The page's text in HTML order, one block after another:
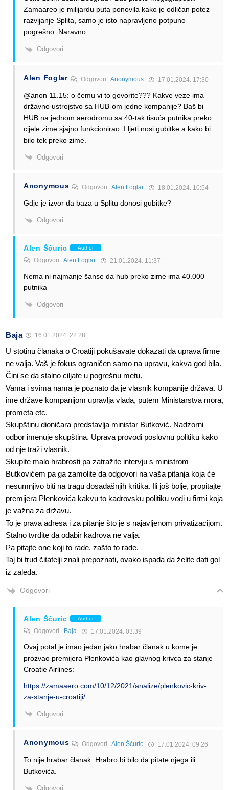
Zamaareo je milijardu puta ponovila kako je odličan potez
razvijanje Splita, samo je isto napravljeno potpuno
pogrešno. Naravno.
Odgovori
Alen Foglar Odgovori Anonymous 17.01.2024. 17:30
@anon 11.15: o čemu vi to govorite??? Kakve veze ima
državno ustrojstvo sa HUB-om jedne kompanije? Baš bi
HUB na jednom aerodromu sa 40-tak tisuća putnika preko
cijele zime sjajno funkcionirao. I ljeti nosi gubitke a kako bi
bilo tek preko zime.
Odgovori
Anonymous OdgovoriAlen Foglar 18.01.2024. 10:54
Gdje je izvor da baza u Splitu donosi gubitke?
Odgovori
Alen Šćuric Author
Odgovori Alen Foglar 21.01.2024. 11:37
Nema ni najmanje šanse da hub preko zime ima 40.000
putnika
Odgovori
Baja 16.01.2024. 22:28
U stotinu članaka o Croatiji pokušavate dokazati da uprava firme
ne valja. Vaš je fokus ograničen samo na upravu, kakva god bila.
Čini se da stalno ciljate u pogrešnu metu.
Vama i svima nama je poznato da je vlasnik kompanije država. U
ime države kompanijom upravlja vlada, putem Ministarstva mora,
prometa etc.
Skupštinu dioničara predstavlja ministar Butković. Nadzorni
odbor imenuje skupština. Uprava provodi poslovnu politiku kako
od nje traži vlasnik.
Skupite malo hrabrosti pa zatražite intervju s ministrom
Butkovićem pa ga zamolite da odgovori na vaša pitanja koja će
nesumnjivo biti na tragu dosadašnjih kritika. Ili još bolje, propitajte
premijera Plenkovića kakvu to kadrovsku politiku vodi u firmi koja
je važna za državu.
To je prava adresa i za pitanje što je s najavljenom privatizacijom.
Stalno tvrdite da odabir kadrova ne valja.
Pa pitajte one koji to rade, zašto to rade.
Taj bi trud čitatelji znali prepoznati, ovako ispada da želite dati gol
iz zaleđa.
Odgovori
Alen Šćuric Author
Odgovori Baja 17.01.2024. 03:39
Ovaj potal je imao jedan jako hrabar članak u kome je
prozvao premijera Plenkovića kao glavnog krivca za stanje
Croatie Airlines:
https://zamaaero.com/10/12/2021/analize/plenkovic-kriv-
za-stanje-u-croatiji/
Odgovori
Anonymous OdgovoriAlen Šćuric 17.01.2024. 09:26
To nije hrabar članak. Hrabro bi bilo da pitate njega ili
Butkovića.
Odgovori